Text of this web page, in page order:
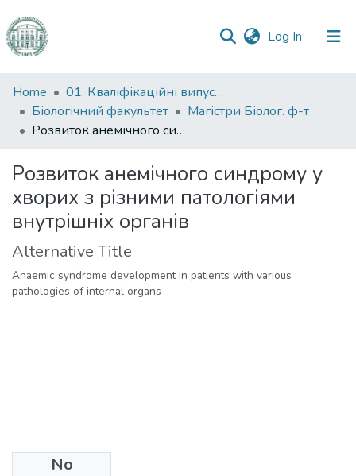
Log In (current)
Communities
&
Collections
Statistics
Home
01. Кваліфікаційні випускні роботи здобувачів вищої освіти
Біологічний факультет
Магістри Біолог. ф-т
Розвиток анемічного синдрому у хворих з різними патологіями внутрішніх органів
Розвиток анемічного синдрому у
хворих з різними патологіями
внутрішніх органів
Alternative Title
Anaemic syndrome development in patients with various
pathologies of internal organs
No